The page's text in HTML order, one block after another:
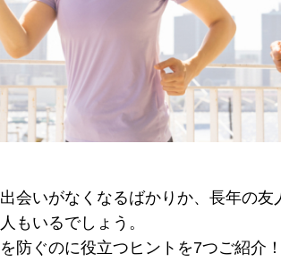
会いがなくなるばかりか、長年の友
もいるでしょう。
防ぐのに役立つヒントを7つご紹介！